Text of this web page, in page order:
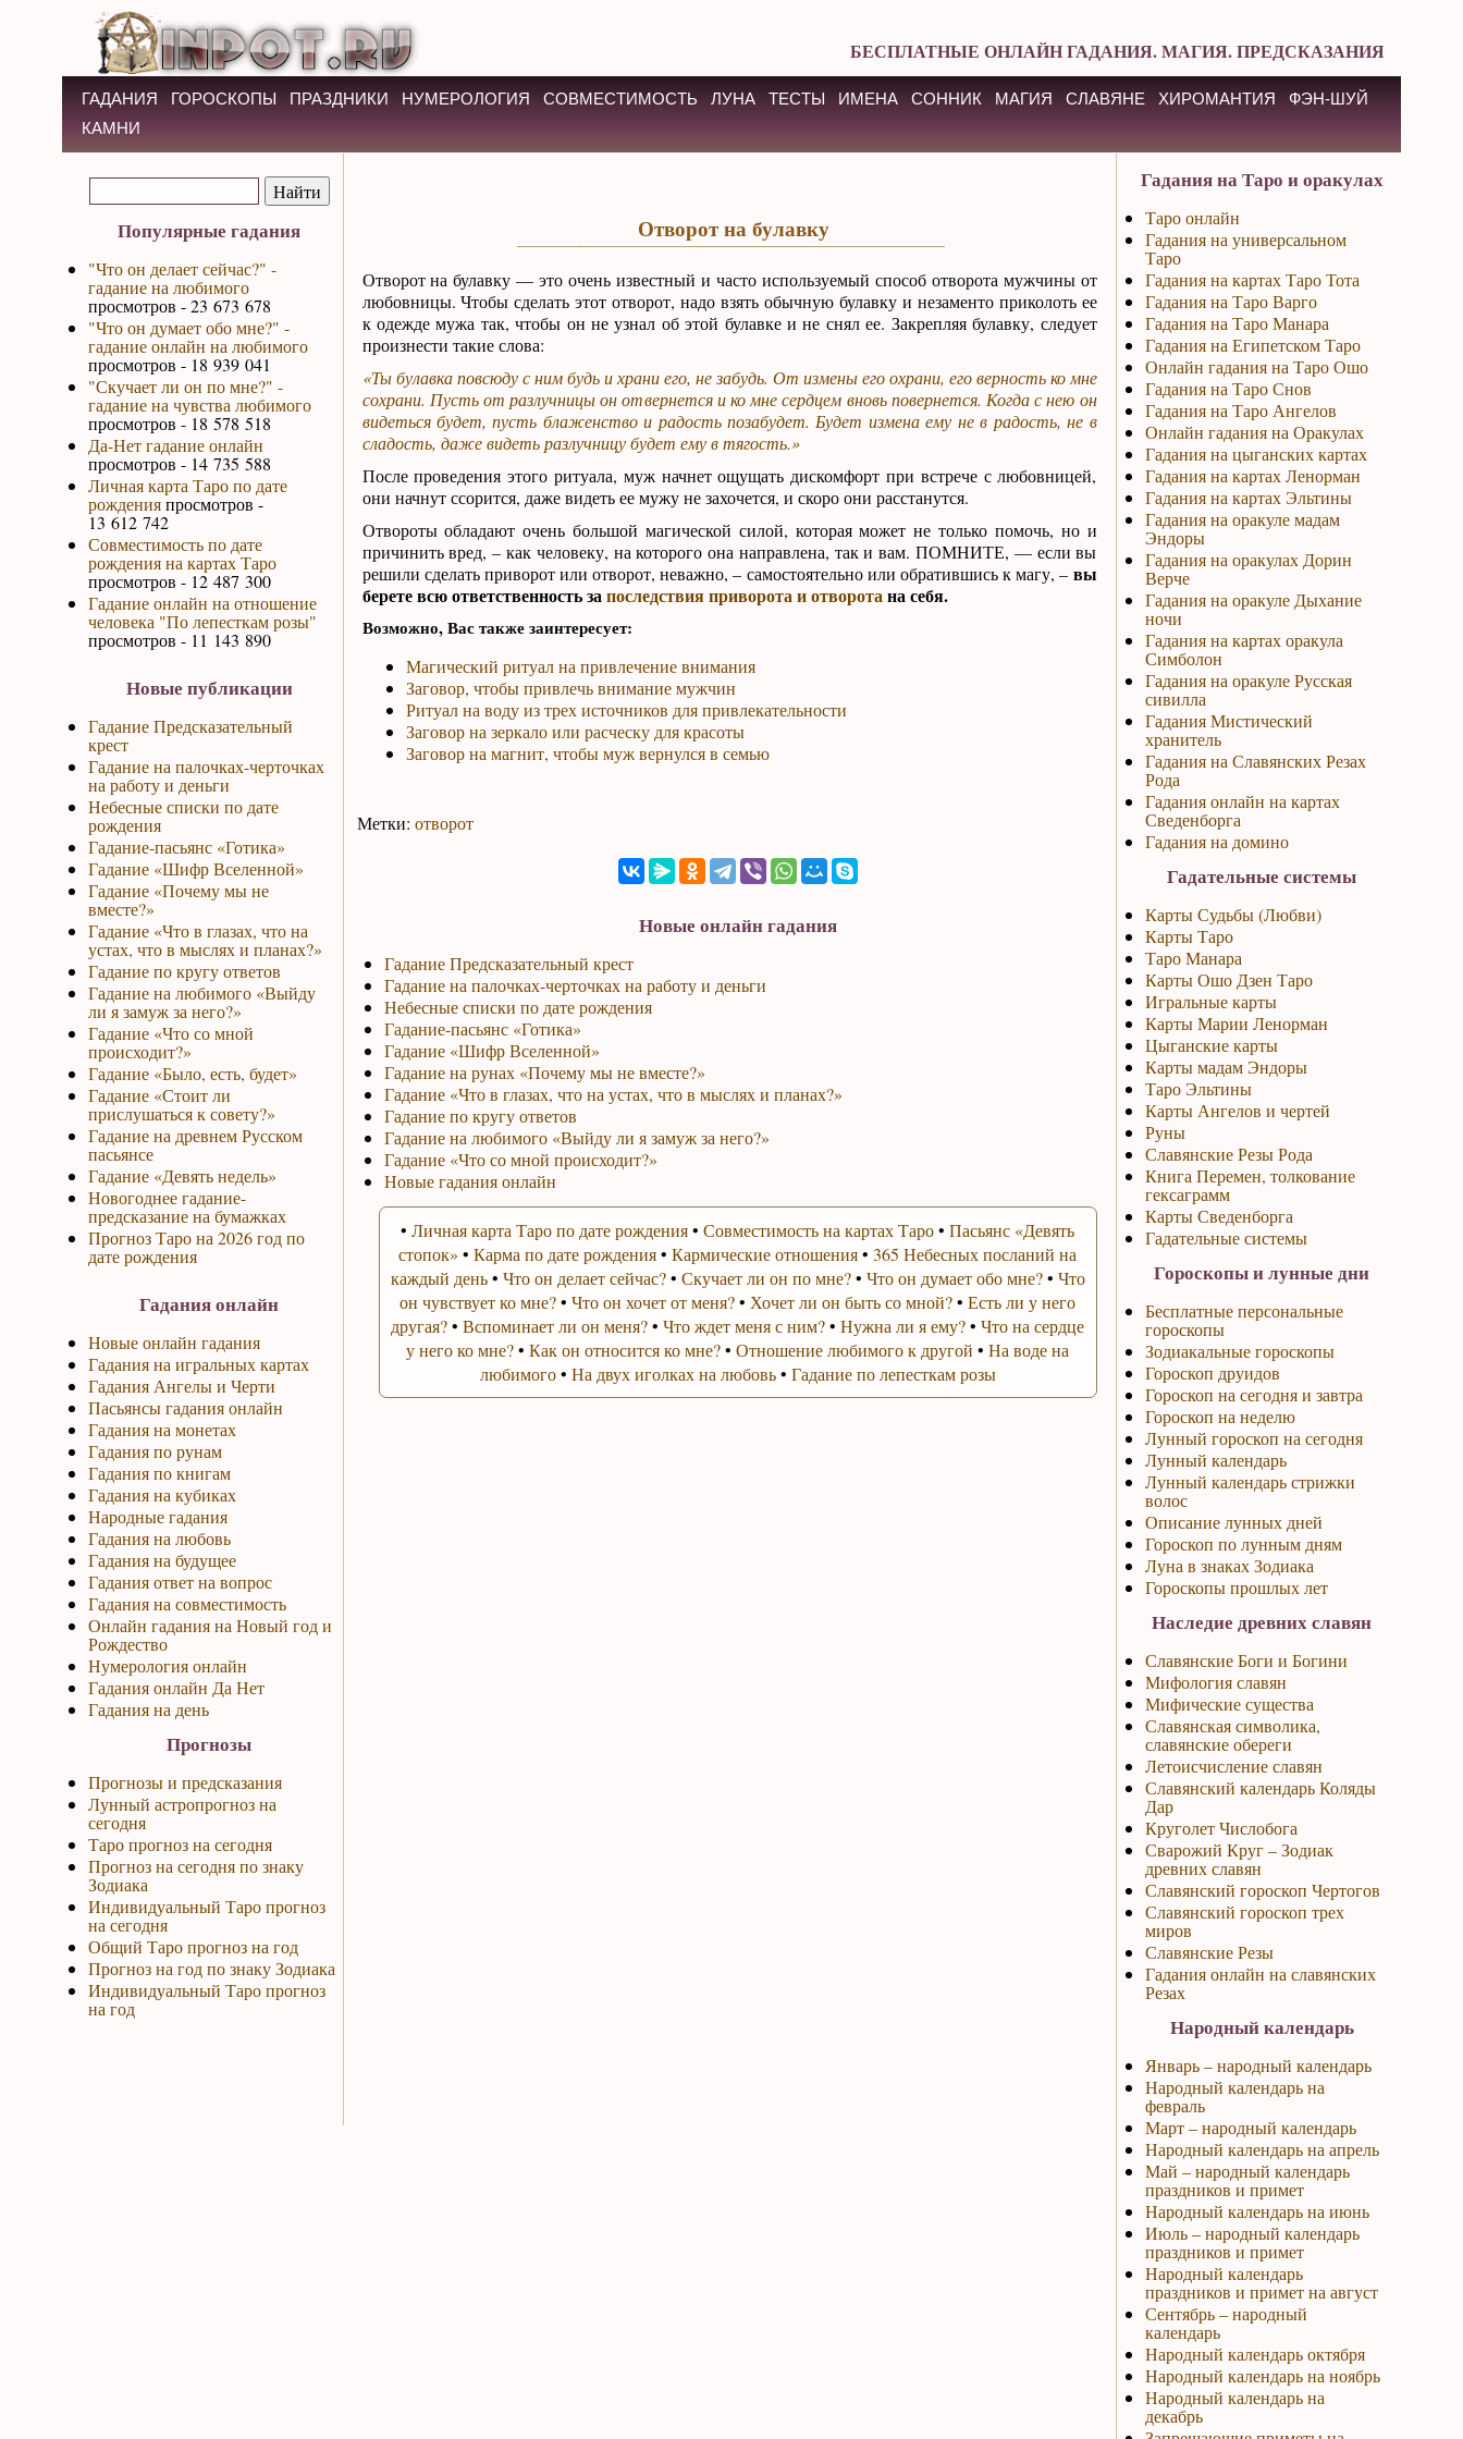
БЕСПЛАТНЫЕ ОНЛАЙН ГАДАНИЯ. МАГИЯ. ПРЕДСКАЗАНИЯ
ГАДАНИЯ ГОРОСКОПЫ ПРАЗДНИКИ НУМЕРОЛОГИЯ СОВМЕСТИМОСТЬ ЛУНА ТЕСТЫ ИМЕНА СОННИК МАГИЯ СЛАВЯНЕ ХИРОМАНТИЯ
ФЭН-ШУЙ
КАМНИ
Популярные гадания
"Что он делает сейчас?" -
гадание на любимого
просмотров - 23 673 678
"Что он думает обо мне?" -
гадание онлайн на любимого
просмотров - 18 939 041
"Скучает ли он по мне?" -
гадание на чувства любимого
просмотров - 18 578 518
Да-Нет гадание онлайн
просмотров - 14 735 588
Личная карта Таро по дате
рожденияпросмотров -
13 612 742
Совместимость по дате
рождения на картах Таро
просмотров - 12 487 300
Гадание онлайн на отношение
человека "По лепесткам розы"
просмотров - 11 143 890
Новые публикации
Гадание Предсказательный
крест
Гадание на палочках-черточках
на работу и деньги
Небесные списки по дате
рождения
Гадание-пасьянс «Готика»
Гадание «Шифр Вселенной»
Гадание «Почему мы не
вместе?»
Гадание «Что в глазах, что на
устах, что в мыслях и планах?»
Гадание по кругу ответов
Гадание на любимого «Выйду
ли я замуж за него?»
Гадание «Что со мной
происходит?»
Гадание «Было, есть, будет»
Гадание «Стоит ли
прислушаться к совету?»
Гадание на древнем Русском
пасьянсе
Гадание «Девять недель»
Новогоднее гадание-
предсказание на бумажках
Прогноз Таро на 2026 год по
дате рождения
Гадания онлайн
Новые онлайн гадания
Гадания на игральных картах
Гадания Ангелы и Черти
Пасьянсы гадания онлайн
Гадания на монетах
Гадания по рунам
Гадания по книгам
Гадания на кубиках
Народные гадания
Гадания на любовь
Гадания на будущее
Гадания ответ на вопрос
Гадания на совместимость
Онлайн гадания на Новый год и
Рождество
Нумерология онлайн
Гадания онлайн Да Нет
Гадания на день
Прогнозы
Прогнозы и предсказания
Лунный астропрогноз на
сегодня
Таро прогноз на сегодня
Прогноз на сегодня по знаку
Зодиака
Индивидуальный Таро прогноз
на сегодня
Общий Таро прогноз на год
Прогноз на год по знаку Зодиака
Индивидуальный Таро прогноз
на год
Отворот на булавку
Отворот на булавку — это очень известный и часто используемый способ отворота мужчины от
любовницы. Чтобы сделать этот отворот, надо взять обычную булавку и незаменто приколоть ее
к одежде мужа так, чтобы он не узнал об этой булавке и не снял ее. Закрепляя булавку, следует
произнести такие слова:
«Ты булавка повсюду с ним будь и храни его, не забудь. От измены его охрани, его верность ко мне
сохрани. Пусть от разлучницы он отвернется и ко мне сердцем вновь повернется. Когда с нею он
видеться будет, пусть блаженство и радость позабудет. Будет измена ему не в радость, не в
сладость, даже видеть разлучницу будет ему в тягость.»
После проведения этого ритуала, муж начнет ощущать дискомфорт при встрече с любовницей,
они начнут ссорится, даже видеть ее мужу не захочется, и скоро они расстанутся.
Отвороты обладают очень большой магической силой, которая может не только помочь, но и
причинить вред, – как человеку, на которого она направлена, так и вам. ПОМНИТЕ, — если вы
решили сделать приворот или отворот, неважно, – самостоятельно или обратившись к магу, – вы
берете всю ответственность запоследствия приворота и отворотана себя.
Возможно, Вас также заинтересует:
Магический ритуал на привлечение внимания
Заговор, чтобы привлечь внимание мужчин
Ритуал на воду из трех источников для привлекательности
Заговор на зеркало или расческу для красоты
Заговор на магнит, чтобы муж вернулся в семью
Метки: отворот
Новые онлайн гадания
Гадание Предсказательный крест
Гадание на палочках-черточках на работу и деньги
Небесные списки по дате рождения
Гадание-пасьянс «Готика»
Гадание «Шифр Вселенной»
Гадание на рунах «Почему мы не вместе?»
Гадание «Что в глазах, что на устах, что в мыслях и планах?»
Гадание по кругу ответов
Гадание на любимого «Выйду ли я замуж за него?»
Гадание «Что со мной происходит?»
Новые гадания онлайн
• Личная карта Таро по дате рождения• Совместимость на картах Таро• Пасьянс «Девять
стопок» • Карма по дате рождения• Кармические отношения• 365 Небесных посланий на
каждый день• Что он делает сейчас?• Скучает ли он по мне?• Что он думает обо мне?• Что
он чувствует ко мне?• Что он хочет от меня?• Хочет ли он быть со мной?• Есть ли у него
другая?• Вспоминает ли он меня?• Что ждет меня с ним?• Нужна ли я ему?• Что на сердце
у него ко мне?• Как он относится ко мне?• Отношение любимого к другой • На воде на
любимого• На двух иголках на любовь• Гадание по лепесткам розы
Гадания на Таро и оракулах
Таро онлайн
Гадания на универсальном
Таро
Гадания на картах Таро Тота
Гадания на Таро Варго
Гадания на Таро Манара
Гадания на Египетском Таро
Онлайн гадания на Таро Ошо
Гадания на Таро Снов
Гадания на Таро Ангелов
Онлайн гадания на Оракулах
Гадания на цыганских картах
Гадания на картах Ленорман
Гадания на картах Эльтины
Гадания на оракуле мадам
Эндоры
Гадания на оракулах Дорин
Верче
Гадания на оракуле Дыхание
ночи
Гадания на картах оракула
Симболон
Гадания на оракуле Русская
сивилла
Гадания Мистический
хранитель
Гадания на Славянских Резах
Рода
Гадания онлайн на картах
Сведенборга
Гадания на домино
Гадательные системы
Карты Судьбы (Любви)
Карты Таро
Таро Манара
Карты Ошо Дзен Таро
Игральные карты
Карты Марии Ленорман
Цыганские карты
Карты мадам Эндоры
Таро Эльтины
Карты Ангелов и чертей
Руны
Славянские Резы Рода
Книга Перемен, толкование
гексаграмм
Карты Сведенборга
Гадательные системы
Гороскопы и лунные дни
Бесплатные персональные
гороскопы
Зодиакальные гороскопы
Гороскоп друидов
Гороскоп на сегодня и завтра
Гороскоп на неделю
Лунный гороскоп на сегодня
Лунный календарь
Лунный календарь стрижки
волос
Описание лунных дней
Гороскоп по лунным дням
Луна в знаках Зодиака
Гороскопы прошлых лет
Наследие древних славян
Славянские Боги и Богини
Мифология славян
Мифические существа
Славянская символика,
славянские обереги
Летоисчисление славян
Славянский календарь Коляды
Дар
Круголет Числобога
Сварожий Круг – Зодиак
древних славян
Славянский гороскоп Чертогов
Славянский гороскоп трех
миров
Славянские Резы
Гадания онлайн на славянских
Резах
Народный календарь
Январь – народный календарь
Народный календарь на
февраль
Март – народный календарь
Народный календарь на апрель
Май – народный календарь
праздников и примет
Народный календарь на июнь
Июль – народный календарь
праздников и примет
Народный календарь
праздников и примет на август
Сентябрь – народный
календарь
Народный календарь октября
Народный календарь на ноябрь
Народный календарь на
декабрь